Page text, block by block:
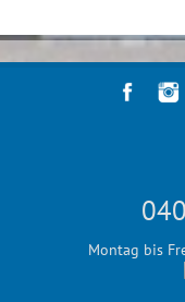
Montag bis